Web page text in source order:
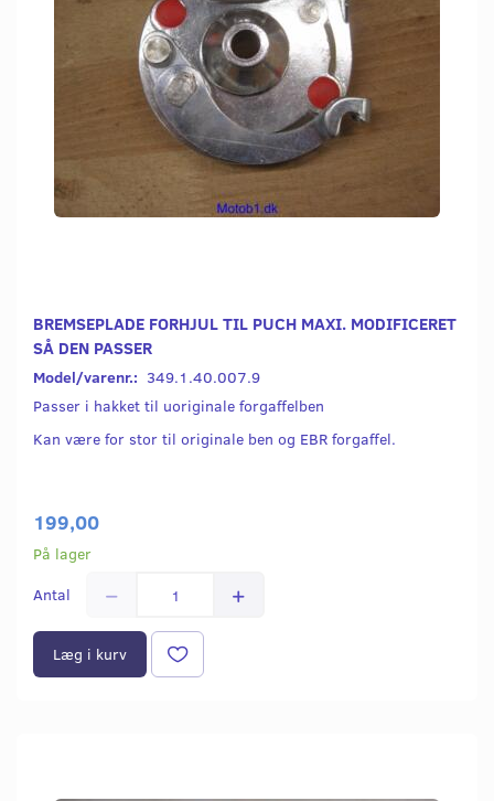
BREMSEPLADE FORHJUL TIL PUCH MAXI. MODIFICERET
SÅ DEN PASSER
Model/varenr.: 349.1.40.007.9
Passer i hakket til uoriginale forgaffelben
Kan være for stor til originale ben og EBR forgaffel.
199,00
På lager
Antal
Læg i kurv